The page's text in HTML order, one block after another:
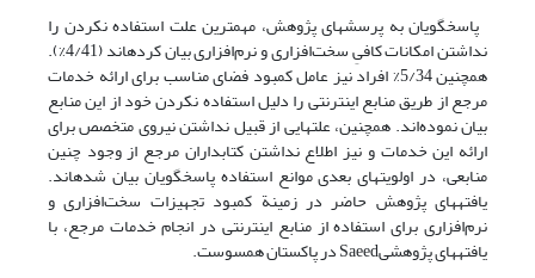
پاسخگویان به پرسشهای پژوهش، مهمترین علت استفاده نکردن را
نداشتن امکانات کافیِ سخت‌افزاری و نرم‌افزاری بیان کرده­اند (4/41%).
همچنین 5/34% افراد نیز عامل کمبود فضای مناسب برای ارائه خدمات
مرجع از طریق منابع اینترنتی را دلیل استفاده نکردن خود از این منابع
بیان نموده‌اند. همچنین، علتهایی از قبیل نداشتن نیروی متخصص برای
ارائه این خدمات و نیز اطلاع نداشتن کتابداران مرجع از وجود چنین
منابعی، در اولویتهای بعدی موانع استفاده پاسخگویان بیان شده­اند.
یافته­های پژوهش حاضر در زمینة کمبود تجهیزات سخت‌افزاری و
نرم‌افزاری برای استفاده از منابع اینترنتی در انجام خدمات مرجع، با
یافته­های پژوهشیSaeed در پاکستان همسوست.